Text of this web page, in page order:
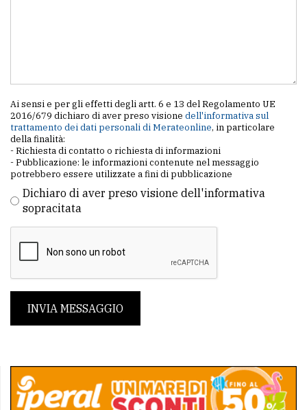
Ai sensi e per gli effetti degli artt. 6 e 13 del Regolamento UE
2016/679 dichiaro di aver preso visione dell'informativa sul
trattamento dei dati personali di Merateonline, in particolare
della finalità:
- Richiesta di contatto o richiesta di informazioni
- Pubblicazione: le informazioni contenute nel messaggio
potrebbero essere utilizzate a fini di pubblicazione
Dichiaro di aver preso visione dell'informativa
sopracitata
INVIA MESSAGGIO